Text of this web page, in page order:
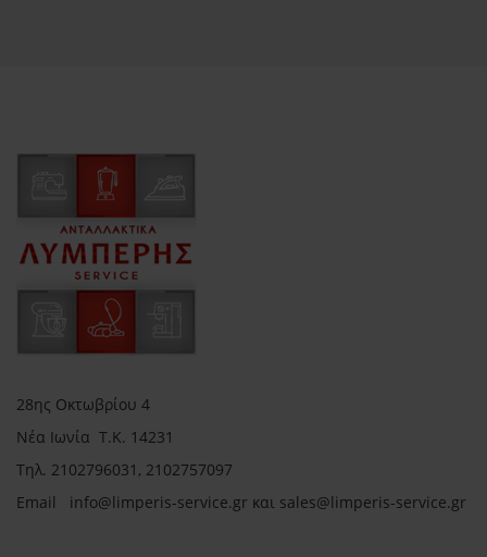
28ης Οκτωβρίου 4
Νέα Ιωνία Τ.Κ. 14231
Τηλ. 2102796031, 2102757097
Email info@limperis-service.gr και sales@limperis-service.gr